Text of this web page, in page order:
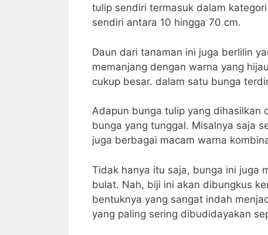
tulip sendiri termasuk dalam
sendiri antara 10 hingga 70 cm.
Daun dari tanaman ini juga berlilin
memanjang dengan warna yang
cukup besar. dalam satu bunga
Adapun bunga tulip yang dihasilkan
bunga yang tunggal. Misalnya saja
juga berbagai macam warna
Tidak hanya itu saja, bunga ini juga
bulat. Nah, biji ini akan dibungkus
bentuknya yang sangat indah
yang paling sering dibudidayakan